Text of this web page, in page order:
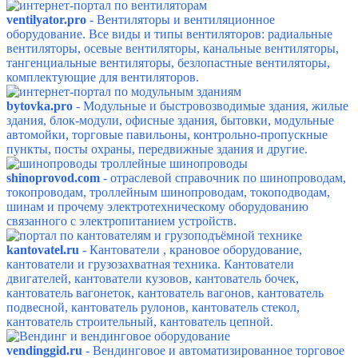
ventilyator.pro - Вентиляторы и вентиляционное
оборудование. Все виды и типы вентиляторов: радиальные
вентиляторы, осевые вентиляторы, канальные вентиляторы,
тангенциальные вентиляторы, безлопастные вентиляторы,
комплектующие для вентиляторов.
bytovka.pro - Модульные и быстровозводимые здания, жилые
здания, блок-модули, офисные здания, бытовки, модульные
автомойки, торговые павильоны, контрольно-пропускные
пункты, посты охраны, передвижные здания и другие.
shinoprovod.com - отраслевой справочник по шинопроводам,
токопроводам, троллейным шинопроводам, токоподводам,
шинам и прочему электротехническому оборудованию
связанного с электропитанием устройств.
kantovatel.ru - Кантователи , крановое оборудование,
кантователи и грузозахватная техника. Кантователи
двигателей, кантователи кузовов, кантователь бочек,
кантователь вагонеток, кантователь вагонов, кантователь
подвесной, кантователь рулонов, кантователь стекол,
кантователь строительный, кантователь цепной.
vendinggid.ru - Вендинговое и автоматизированное торговое